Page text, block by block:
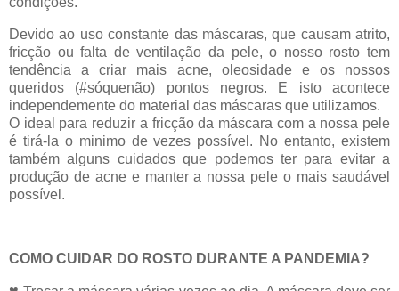
Devido ao uso constante das máscaras, que causam atrito,
fricção ou falta de ventilação da pele, o nosso rosto tem
tendência a criar mais acne, oleosidade e os nossos
queridos (#sóquenão) pontos negros. E isto acontece
independemente do material das máscaras que utilizamos.
O ideal para reduzir a fricção da máscara com a nossa pele
é tirá-la o minimo de vezes possível. No entanto, existem
também alguns cuidados que podemos ter para evitar a
produção de acne e manter a nossa pele o mais saudável
possível.
COMO CUIDAR DO ROSTO DURANTE A PANDEMIA?